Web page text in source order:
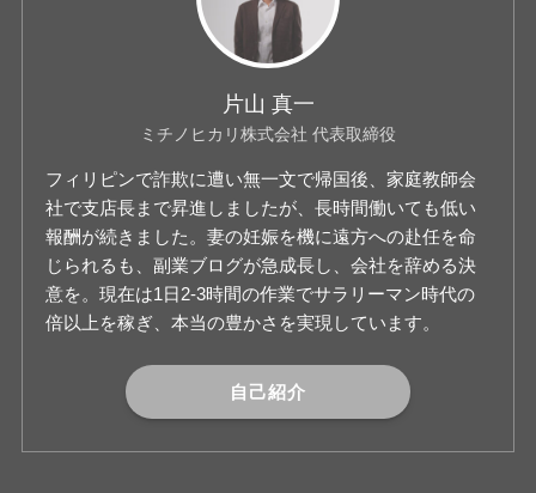
片山 真一
ミチノヒカリ株式会社 代表取締役
フィリピンで詐欺に遭い無一文で帰国後、家庭教師会
社で支店長まで昇進しましたが、長時間働いても低い
報酬が続きました。妻の妊娠を機に遠方への赴任を命
じられるも、副業ブログが急成長し、会社を辞める決
意を。現在は1日2-3時間の作業でサラリーマン時代の
倍以上を稼ぎ、本当の豊かさを実現しています。
自己紹介